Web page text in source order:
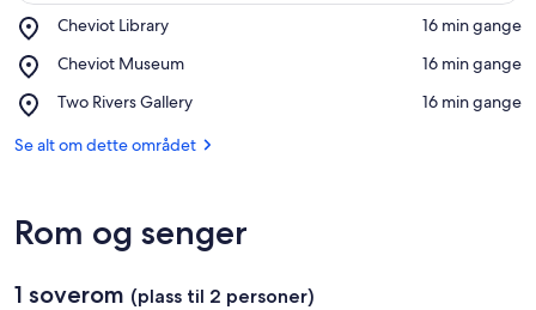
Cheviot Library
Place,
Library
‪16 min gange‬
Cheviot Museum
Place,
Museum
‪16 min gange‬
Two Rivers Gallery
Place,
Rivers
‪16 min gange‬
Se alt om dette området
Rom og senger
1 soverom (plass til 2 personer)